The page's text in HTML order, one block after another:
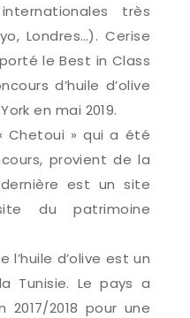
très
Londres…). Cerise
le Best in Class
d’huile d’olive
en mai 2019.
Chetoui » qui a été
provient de la
est un site
du patrimoine
l’huile d’olive est un
Tunisie. Le pays a
2018 pour une